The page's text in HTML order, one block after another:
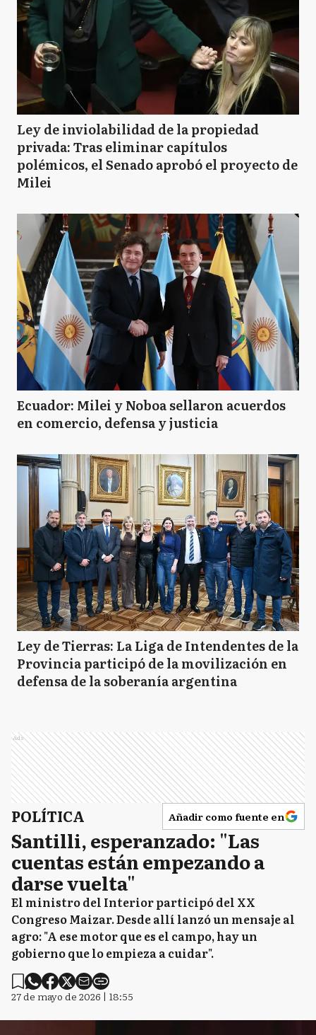
Ley de inviolabilidad de la propiedad
privada: Tras eliminar capítulos
polémicos, el Senado aprobó el proyecto de
Milei
Ecuador: Milei y Noboa sellaron acuerdos
en comercio, defensa y justicia
Ley de Tierras: La Liga de Intendentes de la
Provincia participó de la movilización en
defensa de la soberanía argentina
Ads
POLÍTICA Añadir como fuente en
Santilli, esperanzado: "Las
cuentas están empezando a
darse vuelta"
El ministro del Interior participó del XX
Congreso Maizar. Desde allí lanzó un mensaje al
agro: "A ese motor que es el campo, hay un
gobierno que lo empieza a cuidar".
27 de mayo de 2026 | 18:55